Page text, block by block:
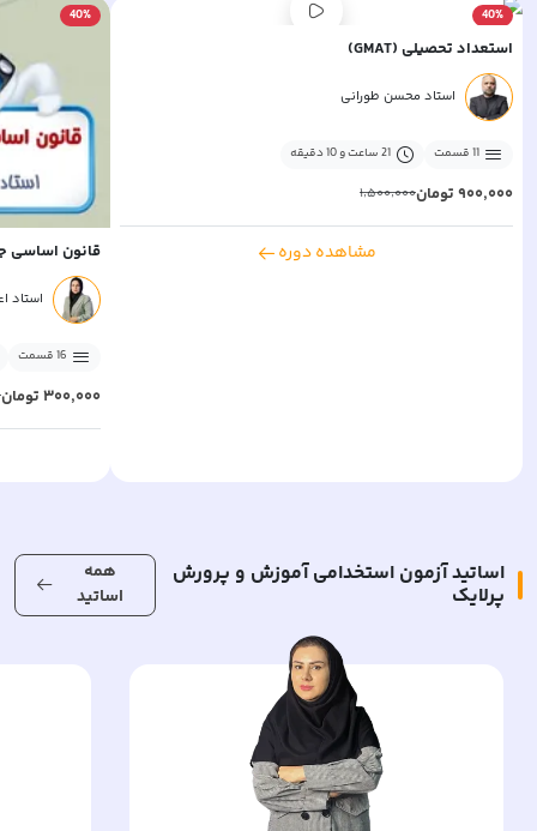
40%
استعداد تحصیلی (GMAT)
استاد محسن طورانی
11قسمت 21 ساعت و 10 دقیقه
۹۰۰٬۰۰۰ تومان۱٬۵۰۰٬۰۰۰
مشاهده دوره
40%
قانون اساسی
استاد
16قسمت
۳۰۰٬۰۰۰ تومان
اساتیدآزمون استخدامی آموزش و پرورش
پرلایک
همه
اساتید